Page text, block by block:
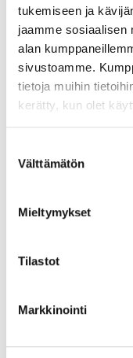
tukemiseen ja
jaamme sosiaalisen
alan
sivustoamme.
tietoja muihin
kerätty, kun olet
valinta
Välttämätön
Mieltymykset
Tilastot
Markkinointi
12.8.2026